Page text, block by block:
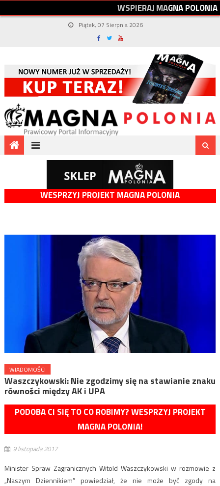
WSPIERAJMAGNAPOLONIA
Piątek, 07 Sierpnia 2026
WESPRZYJ PROJEKT MAGNA POLONIA
WIADOMOŚCI
Waszczykowski: Nie zgodzimy się na stawianie znaku
równości między AK i UPA
PODOBA CI SIĘ TO CO ROBIMY? WESPRZYJ PROJEKT
MAGNA POLONIA!
9 listopada 2017
Minister Spraw Zagranicznych Witold Waszczykowski w rozmowie z
„Naszym Dziennikiem” powiedział, że nie może być zgody na